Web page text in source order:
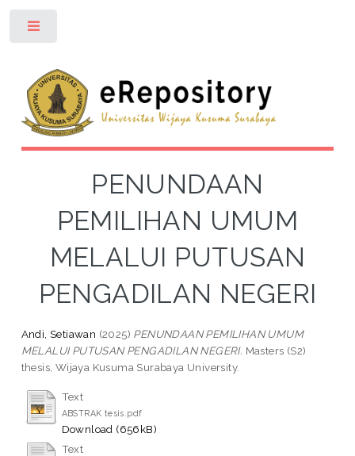
PENUNDAAN
PEMILIHAN UMUM
MELALUI PUTUSAN
PENGADILAN NEGERI
Andi, Setiawan (2025) PENUNDAAN PEMILIHAN UMUM
MELALUI PUTUSAN PENGADILAN NEGERI. Masters (S2)
thesis, Wijaya Kusuma Surabaya University.
Text
ABSTRAK tesis.pdf
Download (656kB)
Text